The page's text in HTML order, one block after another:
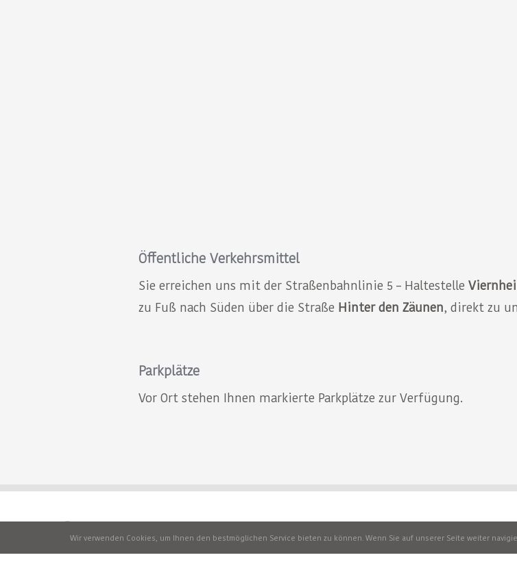
Öffentliche Verkehrsmittel
Sie erreichen uns mit der Straßenbahnlinie 5 – Haltestelle
zu Fuß nach Süden über die Straße Hinter den Zäunen, direkt zu
Parkplätze
Vor Ort stehen Ihnen markierte Parkplätze zur Verfügung.
IMPRESSUM|DATENSCHUTZ
Wir verwenden Cookies, um Ihnen den bestmöglichen Service bieten zu können. Wenn Sie auf unserer Seite weiter